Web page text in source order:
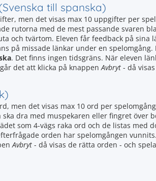
till spanska)
men det visas max 10 uppgifter per
rutorna med de mest passande svaren
och tvärtom. Eleven får feedback på sina
på missade länkar under en spelomgång.
. Det finns ingen tidsgräns. När eleven
det att klicka på knappenAvbryt - då
men det visas max 10 ord per
dra med muspekaren eller fingret över
som 4-vägs raka ord och de listas med
orden har spelomgången
Avbryt - då visas de rätta orden - och